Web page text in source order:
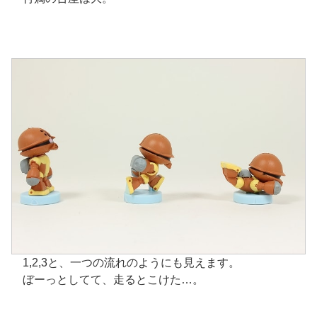
1,2,3と、一つの流れのようにも見えます。
ぼーっとしてて、走るとこけた…。